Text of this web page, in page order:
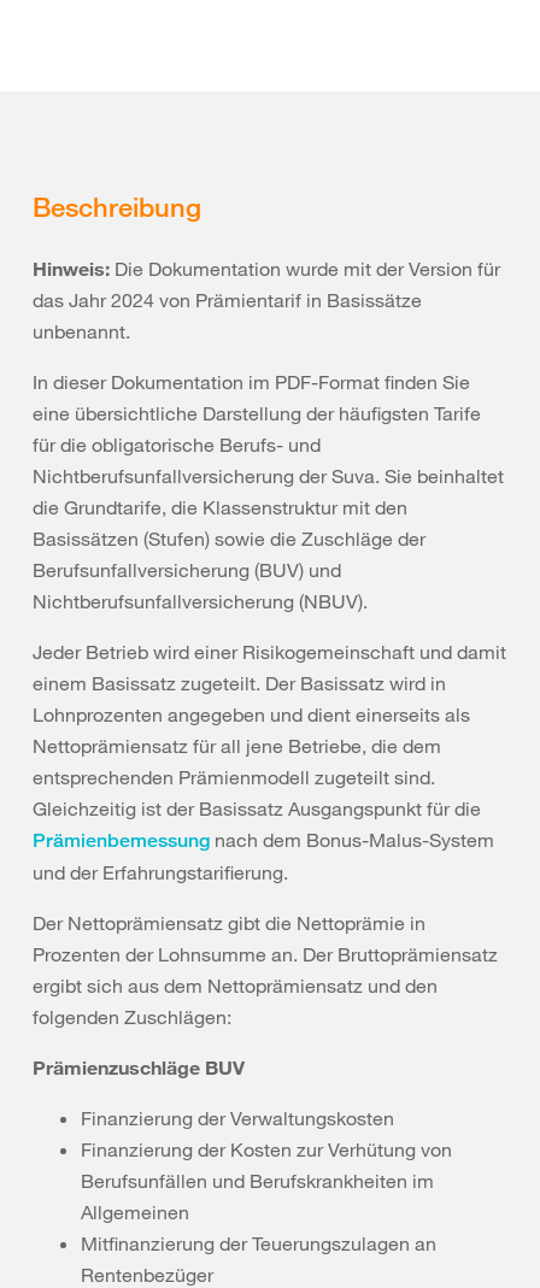
Beschreibung
Hinweis: Die Dokumentation wurde mit der Version für
das Jahr 2024 von Prämientarif in Basissätze
unbenannt.
In dieser Dokumentation im PDF-Format finden Sie
eine übersichtliche Darstellung der häufigsten Tarife
für die obligatorische Berufs- und
Nichtberufsunfallversicherung der Suva. Sie beinhaltet
die Grundtarife, die Klassenstruktur mit den
Basissätzen (Stufen) sowie die Zuschläge der
Berufsunfallversicherung (BUV) und
Nichtberufsunfallversicherung (NBUV).
Jeder Betrieb wird einer Risikogemeinschaft und damit
einem Basissatz zugeteilt. Der Basissatz wird in
Lohnprozenten angegeben und dient einerseits als
Nettoprämiensatz für all jene Betriebe, die dem
entsprechenden Prämienmodell zugeteilt sind.
Gleichzeitig ist der Basissatz Ausgangspunkt für die
Prämienbemessung nach dem Bonus-Malus-System
und der Erfahrungstarifierung.
Der Nettoprämiensatz gibt die Nettoprämie in
Prozenten der Lohnsumme an. Der Bruttoprämiensatz
ergibt sich aus dem Nettoprämiensatz und den
folgenden Zuschlägen:
Prämienzuschläge BUV
Finanzierung der Verwaltungskosten
Finanzierung der Kosten zur Verhütung von
Berufsunfällen und Berufskrankheiten im
Allgemeinen
Mitfinanzierung der Teuerungszulagen an
Rentenbezüger